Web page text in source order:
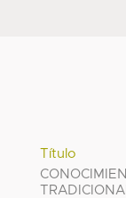
Título